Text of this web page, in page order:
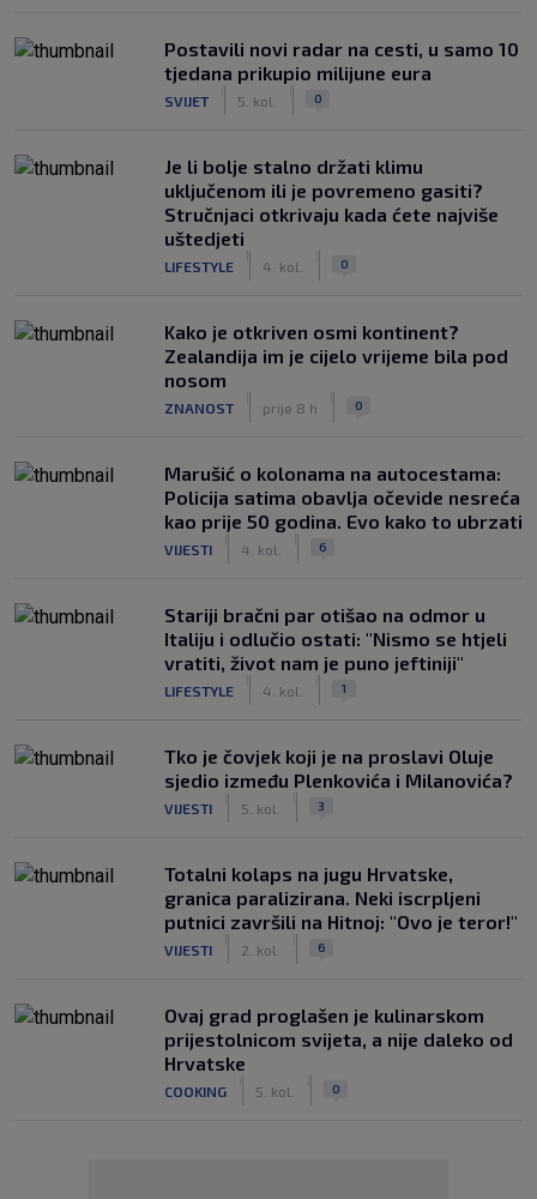
Postavili novi radar na cesti, u samo 10
tjedana prikupio milijune eura
SVIJET 5. kol. 0
Je li bolje stalno držati klimu
uključenom ili je povremeno gasiti?
Stručnjaci otkrivaju kada ćete najviše
uštedjeti
LIFESTYLE 4. kol. 0
Kako je otkriven osmi kontinent?
Zealandija im je cijelo vrijeme bila pod
nosom
ZNANOST prije 8 h 0
Marušić o kolonama na autocestama:
Policija satima obavlja očevide nesreća
kao prije 50 godina. Evo kako to ubrzati
VIJESTI 4. kol. 6
Stariji bračni par otišao na odmor u
Italiju i odlučio ostati: "Nismo se htjeli
vratiti, život nam je puno jeftiniji"
LIFESTYLE 4. kol. 1
Tko je čovjek koji je na proslavi Oluje
sjedio između Plenkovića i Milanovića?
VIJESTI 5. kol. 3
Totalni kolaps na jugu Hrvatske,
granica paralizirana. Neki iscrpljeni
putnici završili na Hitnoj: "Ovo je teror!"
VIJESTI 2. kol. 6
Ovaj grad proglašen je kulinarskom
prijestolnicom svijeta, a nije daleko od
Hrvatske
COOKING 5. kol. 0